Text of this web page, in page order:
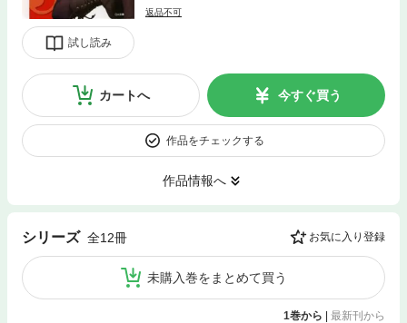
試し読み
返品不可
カートへ 今すぐ買う
作品をチェックする
作品情報へ
シリーズ 全12冊 お気に入り登録
未購入巻をまとめて買う
1巻から | 最新刊から